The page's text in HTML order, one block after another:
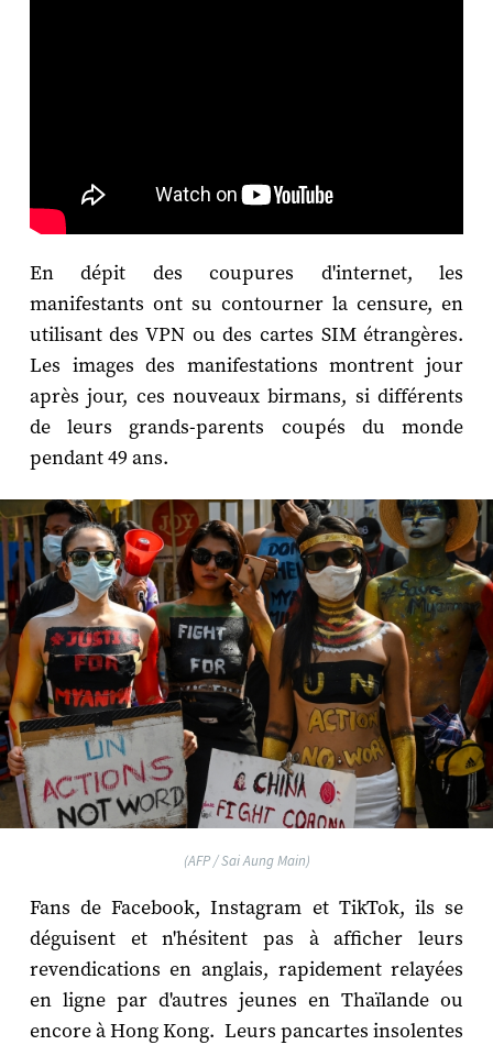
En dépit des coupures d'internet, les
manifestants ont su contourner la censure, en
utilisant des VPN ou des cartes SIM étrangères.
Les images des manifestations montrent jour
après jour, ces nouveaux birmans, si différents
de leurs grands-parents coupés du monde
pendant 49 ans.
(AFP / Sai Aung Main)
Fans de Facebook, Instagram et TikTok, ils se
déguisent et n'hésitent pas à afficher leurs
revendications en anglais, rapidement relayées
en ligne par d'autres jeunes en Thaïlande ou
encore à Hong Kong. Leurs pancartes insolentes